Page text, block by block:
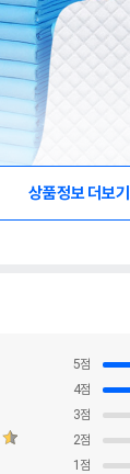
상품정보 더보기
5점
4점
3점
2점
1 점